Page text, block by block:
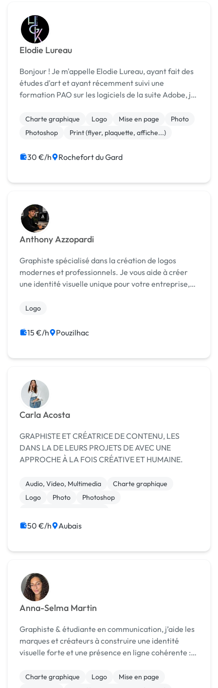
Elodie Lureau
Bonjour ! Je m'appelle Elodie Lureau, ayant fait des
études d'art et ayant récemment suivi une
formation PAO sur les logiciels de la suite Adobe, je
passion et enthousiasme. Début 2021, j'ai obte...
Charte graphique Logo Mise en page
Photo
Photoshop
Print (flyer, plaquette, affiche...)
30 €/h Rochefort du Gard
Anthony Azzopardi
Graphiste spécialisé dans la création de logos
modernes et professionnels. Je vous aide à créer
une identité visuelle unique pour votre entreprise,
Logo
15 €/h Pouzilhac
Carla Acosta
GRAPHISTE ET CRÉATRICE DE CONTENU, LES
DANS LA DE LEURS PROJETS DE AVEC UNE
APPROCHE À LA FOIS CRÉATIVE ET HUMAINE.
Audio, Video, Multimedia
Charte graphique
Logo
Photo
Photoshop
50 €/h Aubais
Anna-Selma Martin
Graphiste & étudiante en communication, j’aide les
marques et créateurs à construire une identité
visuelle forte et une présence en ligne cohérente :
Charte graphique Logo
Mise en page